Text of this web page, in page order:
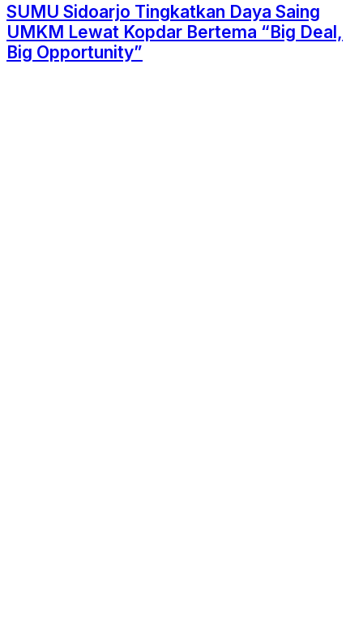
SUMU Sidoarjo Tingkatkan Daya Saing
UMKM Lewat Kopdar Bertema “Big Deal,
Big Opportunity”